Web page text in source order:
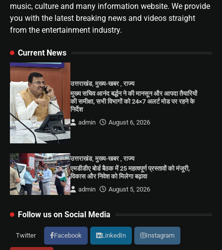
music, culture and many information website. We provide
you with the latest breaking news and videos straight
from the entertainment industry.
Current News
उत्तराखंड,मुख्य-खबर ,राज्य
मुख्य सचिव आनंद बर्द्धन ने की मानसून और आपदा तैयारियों
की समीक्षा, सभी विभागों को 24×7 अलर्ट मोड पर रहने के
निर्देश
admin
August 6, 2026
उत्तराखंड,मुख्य-खबर,राज्य
एमडीडीए बोर्ड बैठक में 25 महत्वपूर्ण प्रस्तावों को मंजूरी,
विकास और निवेश को मिलेगा बढ़ावा
admin
August 5, 2026
Follow us on Social Media
Twitter Facebook LinkedIn Instagram